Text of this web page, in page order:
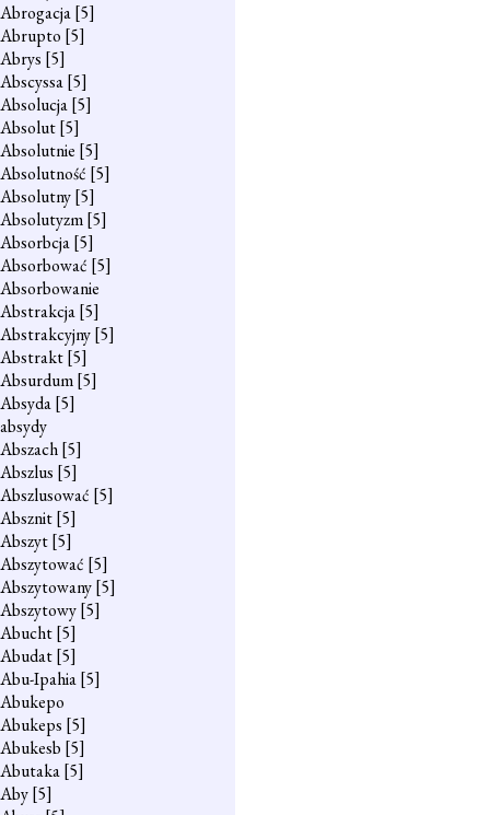
Abrogacja[5]
Abrupto [5]
Abrys [5]
Abscyssa[5]
Absolucja[5]
Absolut[5]
Absolutnie [5]
Absolutność [5]
Absolutny[5]
Absolutyzm[5]
Absorbcja[5]
Absorbować [5]
Absorbowanie
Abstrakcja[5]
Abstrakcyjny[5]
Abstrakt[5]
Absurdum[5]
Absyda[5]
absydy
Abszach[5]
Abszlus [5]
Abszlusować [5]
Absznit[5]
Abszyt[5]
Abszytować [5]
Abszytowany[5]
Abszytowy[5]
Abucht[5]
Abudat[5]
Abu-Ipahia[5]
Abukepo
Abukeps [5]
Abukesb [5]
Abutaka[5]
Aby[5]